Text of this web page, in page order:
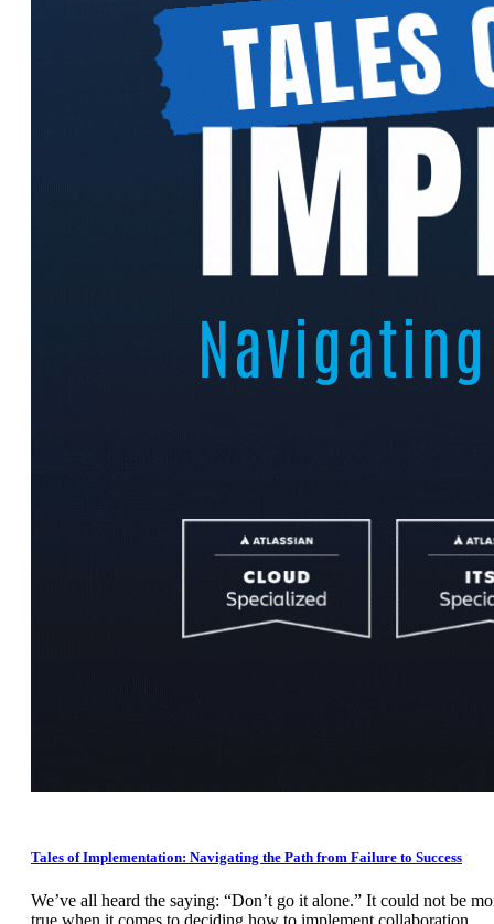
Tales of Implementation: Navigating the Path from Failure to Success
We’ve all heard the saying: “Don’t go it alone.” It could not be
true when it comes to deciding how to implement collaboration